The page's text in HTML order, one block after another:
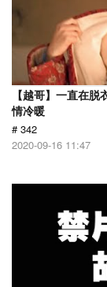
【越哥】一直在
情冷暖
# 342
2020-09-16 11:47